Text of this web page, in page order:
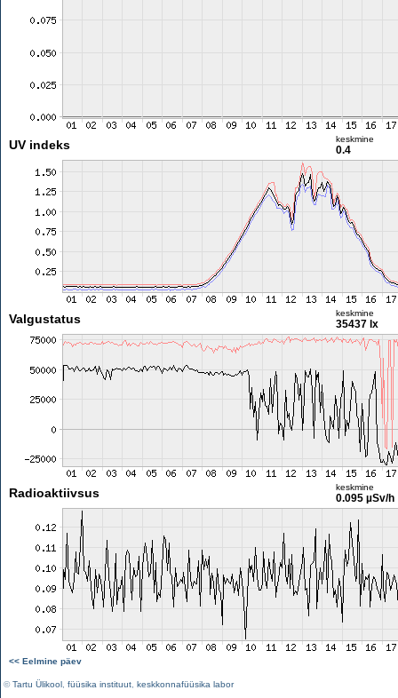
UV indeks keskmine
0.4
Valgustatus keskmine
35437 lx
Radioaktiivsus keskmine
0.095 µSv/h
<< Eelmine päev
©Tartu Ülikool füüsika instituut keskkonnafüüsika labor